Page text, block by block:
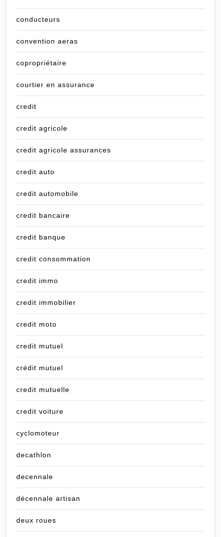
conducteurs
convention aeras
copropriétaire
courtier en assurance
credit
credit agricole
credit agricole assurances
credit auto
credit automobile
credit bancaire
credit banque
credit consommation
credit immo
credit immobilier
credit moto
credit mutuel
crédit mutuel
credit mutuelle
credit voiture
cyclomoteur
decathlon
decennale
décennale artisan
deux roues